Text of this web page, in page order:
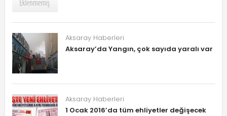
Aksaray Haberleri
Aksaray’da Yangın, çok sayıda yaralı var
Aksaray Haberleri
1 Ocak 2016’da tüm ehliyetler değişecek